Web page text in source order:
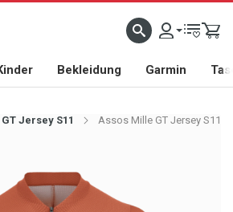
Bekleidung Garmin
Jersey S11 Assos Mille GT Jersey S11